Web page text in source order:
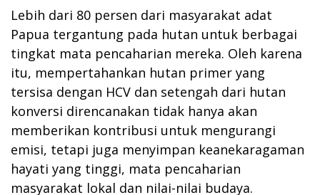
Lebih dari 80 persen dari masyarakat adat
Papua tergantung pada hutan untuk berbagai
tingkat mata pencaharian mereka. Oleh karena
itu, mempertahankan hutan primer yang
tersisa dengan HCV dan setengah dari hutan
konversi direncanakan tidak hanya akan
memberikan kontribusi untuk mengurangi
emisi, tetapi juga menyimpan keanekaragaman
hayati yang tinggi, mata pencaharian
masyarakat lokal dan nilai-nilai budaya.